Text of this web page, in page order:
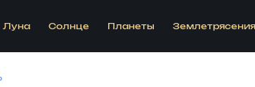
Луна Солнце Планеты Землетрясения